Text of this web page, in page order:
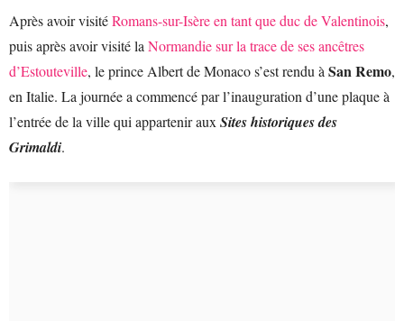
Après avoir visitéRomans-sur-Isère en tant que duc de Valentinois,
puis après avoir visité la Normandie sur la trace de ses ancêtres
d’Estouteville, le prince Albert de Monaco s’est rendu à San Remo,
en Italie. La journée a commencé par l’inauguration d’une plaque à
l’entrée de la ville qui appartenir aux Sites historiques des
Grimaldi.